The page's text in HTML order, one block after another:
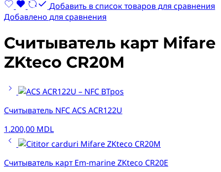
Добавить в список товаров для сравнения
Добавлено для сравнения
Считыватель карт Mifare
ZKteco CR20M
Считыватель NFC ACS ACR122U
1.200,00 MDL
Считыватель карт Em-marine ZKteco CR20E